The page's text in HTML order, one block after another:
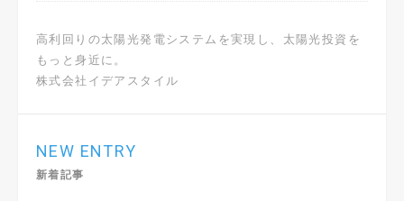
高利回りの太陽光発電システムを実現し、太陽光投資を
もっと身近に。
株式会社イデアスタイル
NEW ENTRY
新着記事